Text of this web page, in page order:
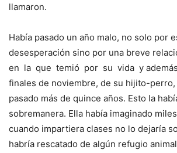
llamaron.
Había pasado un año malo, no solo por
desesperación sino por una breve
en la que temió por su vida y además
finales de noviembre, de su hijito-
pasado más de quince años. Esto la
sobremanera. Ella había imaginado
cuando impartiera clases no lo dejaría
habría rescatado de algún refugio